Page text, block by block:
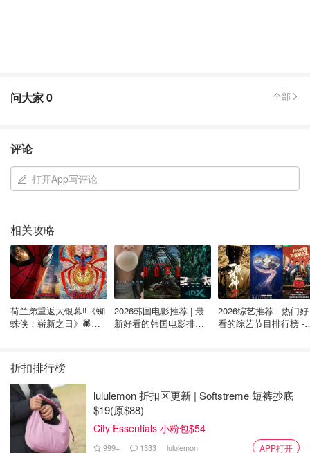
图片来自Twitter截图，版权属原作者
这似乎让人想起了去年夏天的混乱局面，当时由于大流行病
的影响，渡轮的运营能力有限，游客蜂拥而至，想赶上渡轮
或私人水上出租车，需要长达数小时的排队，整个队伍蜿蜒
在湖滨。
然而，今年夏天，这些COVID限制不存在了，大家开始报复
性出游了~
以为匿名的居民接受采访时表示，等待时间和过度拥挤太可
怕的，市政应该投资于更多的渡轮服务。
问大家0 全部
评论
打开App写评论
相关攻略
荷兰弟重返大银幕‼️《蜘
蛛侠：崭新之日》🕷️北
2026韩国电影推荐 | 最
新好看的韩国电影排行
2026综艺推荐 - 热门好
看的综艺节目排行榜 -
折扣排行榜
lululemon 折扣区更新 | Softstreme 短裤抄底
$19(原$88)
City Essentials 小粉包$54
999+ 1333 lululemon APP打开